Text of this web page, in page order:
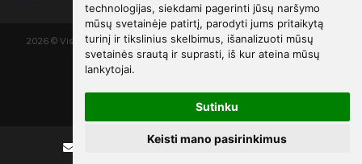
technologijas, siekdami pagerinti jūsų naršymo
mūsų svetainėje patirtį, parodyti jums pritaikytą
turinį ir tikslinius skelbimus, išanalizuoti mūsų
svetainės srautą ir suprasti, iš kur ateina mūsų
lankytojai.
Sutinku
Keisti mano pasirinkimus
2026 © Visos teisės saugomos. Kopijuoti, platinti svetainės turinį be autorių
sutikimo draudžiama.
Elektroninių parduotuvių nuoma
Skambinti